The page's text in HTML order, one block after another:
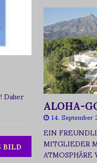
Daher
BILD
ALOHA-
14.
EIN
MITGLIEDER